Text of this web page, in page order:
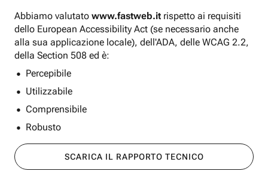
Abbiamo valutato www.fastweb.it rispetto ai requisiti
dello European Accessibility Act (se necessario anche
alla sua applicazione locale), dell'ADA, delle WCAG 2.2,
della Section 508 ed è:
Percepibile
Utilizzabile
Comprensibile
Robusto
SCARICA IL RAPPORTO TECNICO